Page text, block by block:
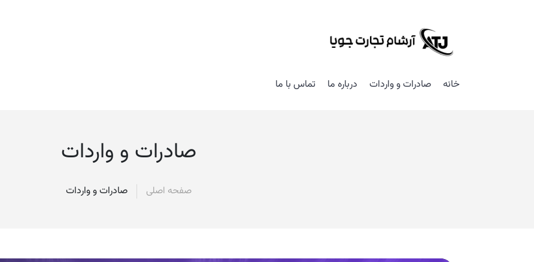
خانه صادرات و واردات درباره ما تماس با ما
صادرات و واردات
صفحه اصلی صادرات و واردات